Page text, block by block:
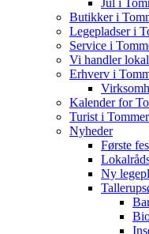
Butikker i
Legepladser i
Service i
Vi handler
Erhverv i
Kalender for
Turist i
Nyheder
Første
Ny